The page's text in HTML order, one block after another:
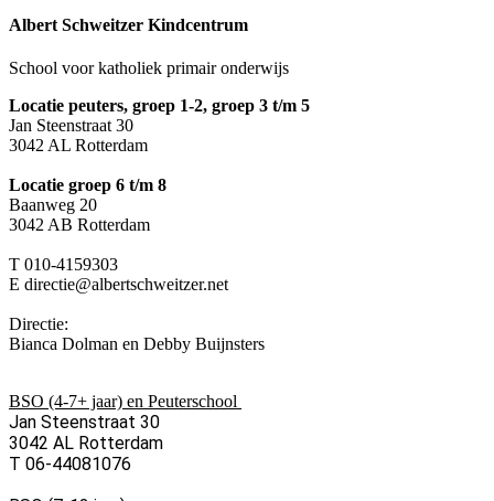
Albert Schweitzer Kindcentrum
School voor katholiek primair onderwijs
Locatie peuters, groep 1-2, groep 3 t/m 5
Jan Steenstraat 30
3042 AL Rotterdam
Locatie groep 6 t/m 8
Baanweg 20
3042 AB Rotterdam
T 010-4159303
E directie@albertschweitzer.net
Directie:
Bianca Dolman en Debby Buijnsters
BSO (4-7+ jaar) en Peuterschool
Jan Steenstraat 30
3042 AL Rotterdam
T 06-44081076